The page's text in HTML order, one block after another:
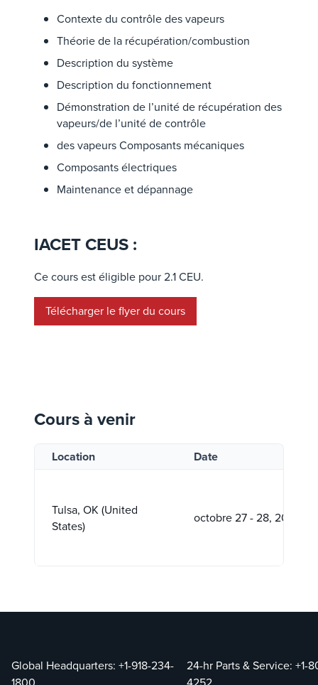
Contexte du contrôle des vapeurs
Théorie de la récupération/combustion
Description du système
Description du fonctionnement
Démonstration de l’unité de récupération des
vapeurs/de l’unité de contrôle
des vapeurs Composants mécaniques
Composants électriques
Maintenance et dépannage
IACET CEUS :
Ce cours est éligible pour 2.1 CEU.
Télécharger le flyer du cours
Cours à venir
Location
Tulsa, OK (United
States)
Date
octobre 27 - 28, 2026
Global Headquarters: +1-918-234-
24-hr Parts & Service: +1-